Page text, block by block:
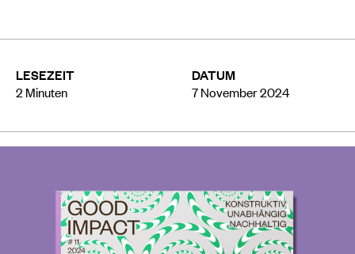
LESEZEIT
2 Minuten
DATUM
7 November 2024